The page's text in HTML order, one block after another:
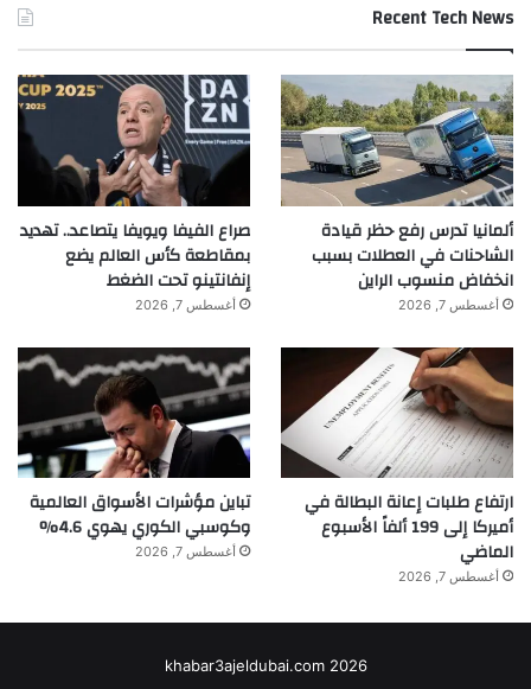
Recent Tech News
ألمانيا تدرس رفع حظر قيادة
الشاحنات في العطلات بسبب
انخفاض منسوب الراين
أغسطس 7, 2026
صراع الفيفا ويويفا يتصاعد.. تهديد
بمقاطعة كأس العالم يضع
إنفانتينو تحت الضغط
أغسطس 7, 2026
ارتفاع طلبات إعانة البطالة في
أميركا إلى 199 ألفاً الأسبوع
الماضي
أغسطس 7, 2026
تباين مؤشرات الأسواق العالمية
وكوسبي الكوري يهوي 4.6%
أغسطس 7, 2026
khabar3ajeldubai.com 2026